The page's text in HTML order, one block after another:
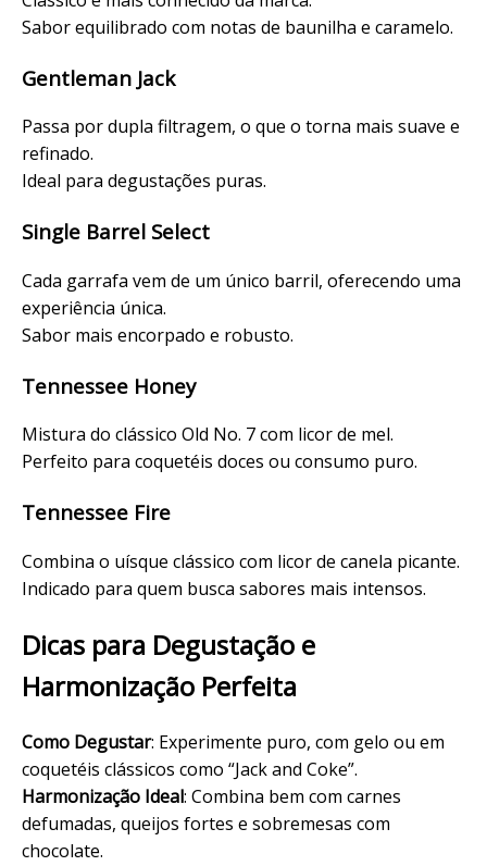
Sabor equilibrado com notas de baunilha e caramelo.
Gentleman Jack
Passa por dupla filtragem, o que o torna mais suave e
refinado.
Ideal para degustações puras.
Single Barrel Select
Cada garrafa vem de um único barril, oferecendo uma
experiência única.
Sabor mais encorpado e robusto.
Tennessee Honey
Mistura do clássico Old No. 7 com licor de mel.
Perfeito para coquetéis doces ou consumo puro.
Tennessee Fire
Combina o uísque clássico com licor de canela picante.
Indicado para quem busca sabores mais intensos.
Dicas para Degustação e
Harmonização Perfeita
Como Degustar: Experimente puro, com gelo ou em
coquetéis clássicos como “Jack and Coke”.
Harmonização Ideal: Combina bem com carnes
defumadas, queijos fortes e sobremesas com
chocolate.